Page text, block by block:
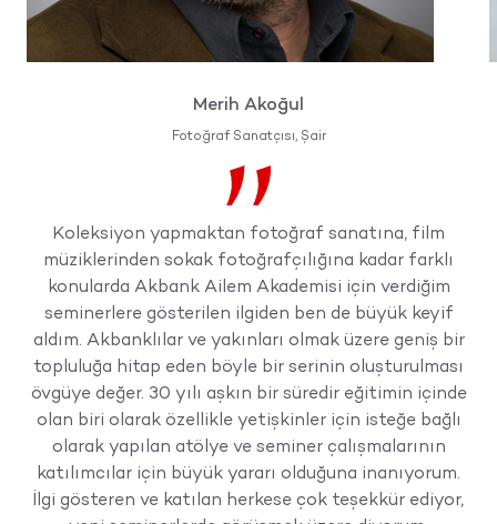
Koleksiyon yapmaktan fotoğraf sanatına, film
müziklerinden sokak fotoğrafçılığına kadar farklı
konularda Akbank Ailem Akademisi için verdiğim
seminerlere gösterilen ilgiden ben de büyük keyif
aldım. Akbanklılar ve yakınları olmak üzere geniş bir
topluluğa hitap eden böyle bir serinin oluşturulması
övgüye değer. 30 yılı aşkın bir süredir eğitimin içinde
olan biri olarak özellikle yetişkinler için isteğe bağlı
olarak yapılan atölye ve seminer çalışmalarının
katılımcılar için büyük yararı olduğuna inanıyorum.
İlgi gösteren ve katılan herkese çok teşekkür ediyor,
Merih Akoğul
Fotoğraf Sanatçısı, Şair